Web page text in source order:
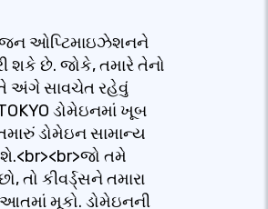
ઓપ્ટિમાઇઝેશનને
શકે છે. જોકે, તમારે તેનો
તે અંગે સાવચેત રહેવું
ડોમેઇનમાં ખૂબ
ડોમેઇન સામાન્ય
તમે
તો કીવર્ડ્સને તમારા
મૂકો. ડોમેઇનની